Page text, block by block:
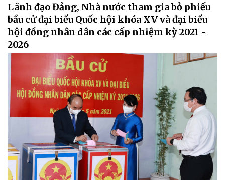
Lãnh đạo Đảng, Nhà nước tham gia bỏ phiếu
bầu cử đại biểu Quốc hội khóa XV và đại biểu
hội đồng nhân dân các cấp nhiệm kỳ 2021 -
2026